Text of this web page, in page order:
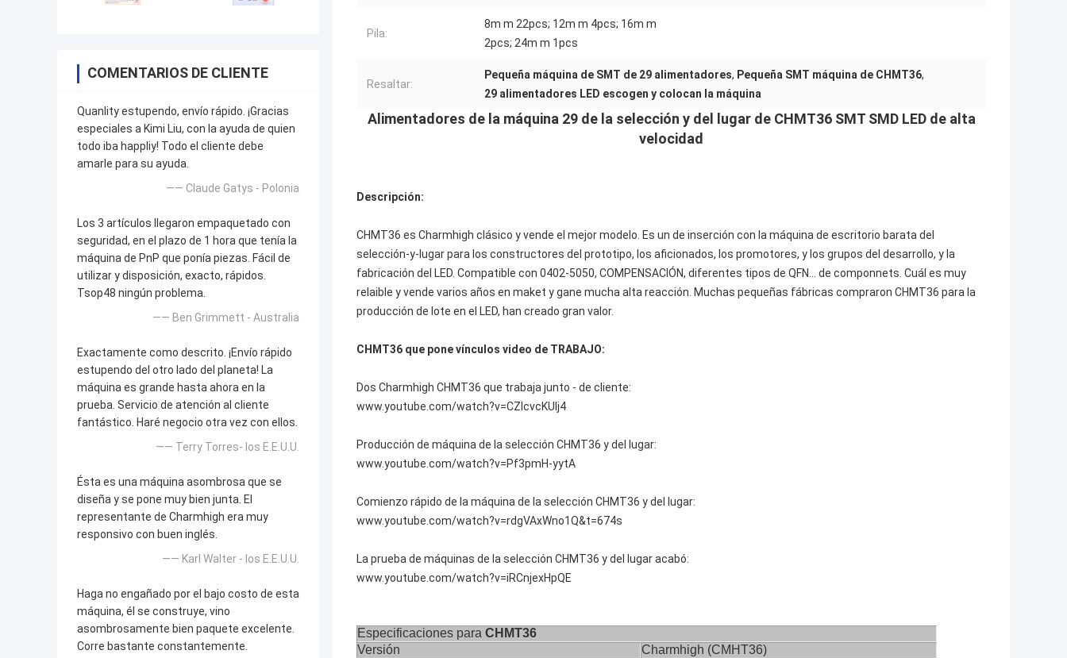
COMENTARIOS DE CLIENTE
Quanlity estupendo, envío rápido. ¡Gracias
especiales a Kimi Liu, con la ayuda de quien
todo iba happliy! Todo el cliente debe
amarle para su ayuda.
—— Claude Gatys - Polonia
Los 3 artículos llegaron empaquetado con
seguridad, en el plazo de 1 hora que tenía la
máquina de PnP que ponía piezas. Fácil de
utilizar y disposición, exacto, rápidos.
Tsop48 ningún problema.
—— Ben Grimmett - Australia
Exactamente como descrito. ¡Envío rápido
estupendo del otro lado del planeta! La
máquina es grande hasta ahora en la
prueba. Servicio de atención al cliente
fantástico. Haré negocio otra vez con ellos.
—— Terry Torres- los E.E.U.U.
Ésta es una máquina asombrosa que se
diseña y se pone muy bien junta. El
representante de Charmhigh era muy
responsivo con buen inglés.
—— Karl Walter - los E.E.U.U.
Haga no engañado por el bajo costo de esta
máquina, él se construye, vino
asombrosamente bien paquete excelente.
Corre bastante constantemente.
Pila:
8m m 22pcs; 12m m 4pcs; 16m m
2pcs; 24m m 1pcs
Resaltar:
Pequeña máquina de SMT de 29 alimentadores, Pequeña SMT máquina de CHMT36,
29 alimentadores LED escogen y colocan la máquina
Alimentadores de la máquina 29 de la selección y del lugar de CHMT36 SMT SMD LED de alta
velocidad
Descripción:
CHMT36 es Charmhigh clásico y vende el mejor modelo. Es un de inserción con la máquina de escritorio barata del
selección-y-lugar para los constructores del prototipo, los aficionados, los promotores, y los grupos del desarrollo, y la
fabricación del LED. Compatible con 0402-5050, COMPENSACIÓN, diferentes tipos de QFN… de componnets. Cuál es muy
relaible y vende varios años en maket y gane mucha alta reacción. Muchas pequeñas fábricas compraron CHMT36 para la
producción de lote en el LED, han creado gran valor.
CHMT36 que pone vínculos video de TRABAJO:
Dos Charmhigh CHMT36 que trabaja junto - de cliente:
www.youtube.com/watch?v=CZIcvcKUIj4
Producción de máquina de la selección CHMT36 y del lugar:
www.youtube.com/watch?v=Pf3pmH-yytA
Comienzo rápido de la máquina de la selección CHMT36 y del lugar:
www.youtube.com/watch?v=rdgVAxWno1Q&t=674s
La prueba de máquinas de la selección CHMT36 y del lugar acabó:
www.youtube.com/watch?v=iRCnjexHpQE
Especificaciones para CHMT36
Versión
Charmhigh (CMHT36)